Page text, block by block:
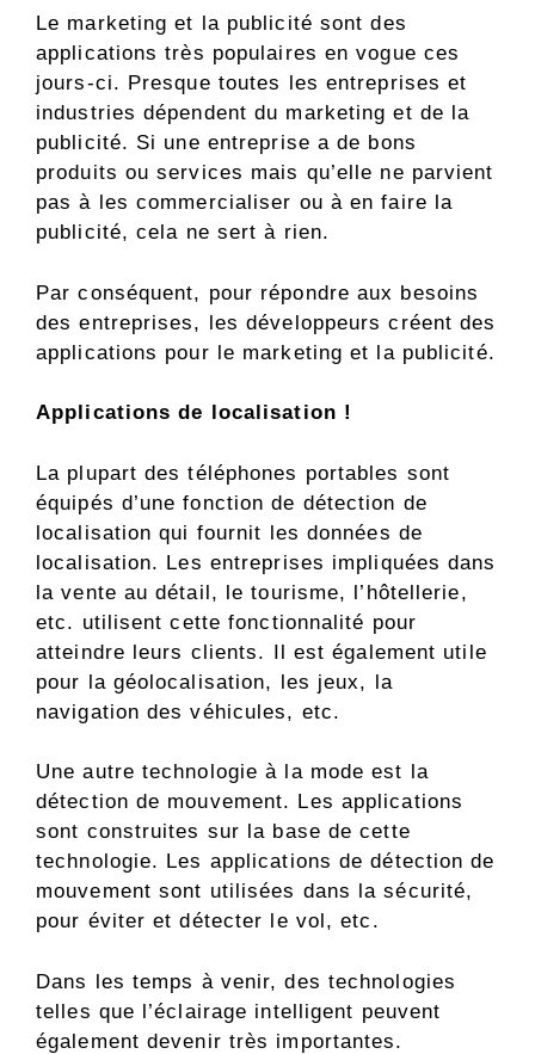
Le marketing et la publicité sont des
applications très populaires en vogue ces
jours-ci. Presque toutes les entreprises et
industries dépendent du marketing et de la
publicité. Si une entreprise a de bons
produits ou services mais qu’elle ne parvient
pas à les commercialiser ou à en faire la
publicité, cela ne sert à rien.
Par conséquent, pour répondre aux besoins
des entreprises, les développeurs créent des
applications pour le marketing et la publicité.
Applications de localisation !
La plupart des téléphones portables sont
équipés d’une fonction de détection de
localisation qui fournit les données de
localisation. Les entreprises impliquées dans
la vente au détail, le tourisme, l’hôtellerie,
etc. utilisent cette fonctionnalité pour
atteindre leurs clients. Il est également utile
pour la géolocalisation, les jeux, la
navigation des véhicules, etc.
Une autre technologie à la mode est la
détection de mouvement. Les applications
sont construites sur la base de cette
technologie. Les applications de détection de
mouvement sont utilisées dans la sécurité,
pour éviter et détecter le vol, etc.
Dans les temps à venir, des technologies
telles que l’éclairage intelligent peuvent
également devenir très importantes.